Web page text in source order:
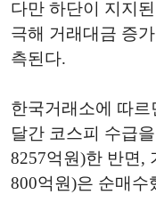
다만 하단이 지지
극해 거래대금 증
측된다.
한국거래소에 따
달간 코스피 수급
8257억원)한 반면,
800억원)은 순매수